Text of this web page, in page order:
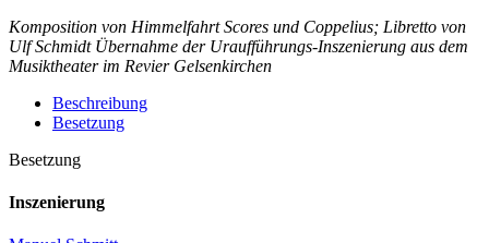
Komposition von Himmelfahrt Scores und Coppelius; Libretto von
Ulf Schmidt Übernahme der Uraufführungs-Inszenierung aus dem
Musiktheater im Revier Gelsenkirchen
Beschreibung
Besetzung
Besetzung
Inszenierung